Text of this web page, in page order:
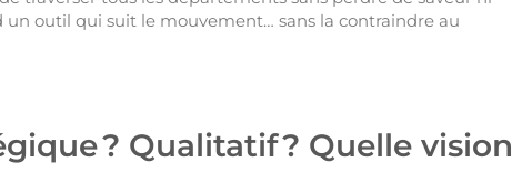
outil qui suit le mouvement… sans la contraindre au
? Qualitatif ? Quelle vision